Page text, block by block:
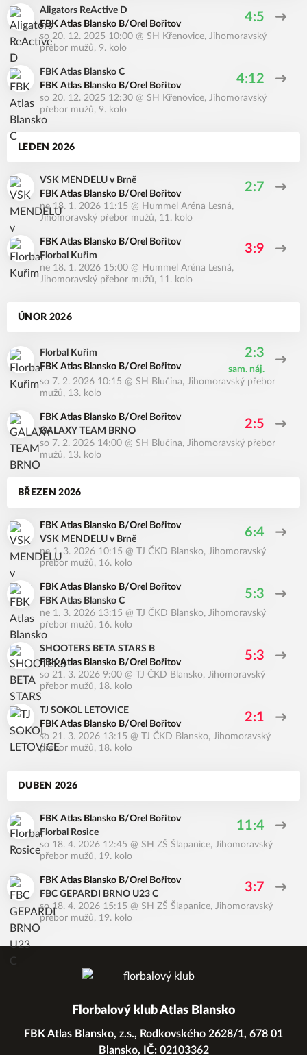
Aligators ReActive D
FBK Atlas Blansko B/Orel Bořitov
4:5
so 20. 12. 2025 10:00 @ SH Křenovice, Jihomoravský
přebor mužů, 9. kolo
FBK Atlas Blansko C
FBK Atlas Blansko B/Orel Bořitov
4:12
so 20. 12. 2025 12:30 @ SH Křenovice, Jihomoravský
přebor mužů, 9. kolo
LEDEN 2026
VSK MENDELU v Brně
FBK Atlas Blansko B/Orel Bořitov
2:7
ne 18. 1. 2026 11:15 @ Hummel Aréna Lesná,
Jihomoravský přebor mužů, 11. kolo
FBK Atlas Blansko B/Orel Bořitov
Florbal Kuřim
3:9
ne 18. 1. 2026 15:00 @ Hummel Aréna Lesná,
Jihomoravský přebor mužů, 11. kolo
ÚNOR 2026
Florbal Kuřim
FBK Atlas Blansko B/Orel Bořitov
2:3
sam. náj.
so 7. 2. 2026 10:15 @ SH Blučina, Jihomoravský přebor
mužů, 13. kolo
FBK Atlas Blansko B/Orel Bořitov
GALAXY TEAM BRNO
2:5
so 7. 2. 2026 14:00 @ SH Blučina, Jihomoravský přebor
mužů, 13. kolo
BŘEZEN 2026
FBK Atlas Blansko B/Orel Bořitov
VSK MENDELU v Brně
6:4
ne 1. 3. 2026 10:15 @ TJ ČKD Blansko, Jihomoravský
přebor mužů, 16. kolo
FBK Atlas Blansko B/Orel Bořitov
FBK Atlas Blansko C
5:3
ne 1. 3. 2026 13:15 @ TJ ČKD Blansko, Jihomoravský
přebor mužů, 16. kolo
SHOOTERS BETA STARS B
FBK Atlas Blansko B/Orel Bořitov
5:3
so 21. 3. 2026 9:00 @ TJ ČKD Blansko, Jihomoravský
přebor mužů, 18. kolo
TJ SOKOL LETOVICE
FBK Atlas Blansko B/Orel Bořitov
2:1
so 21. 3. 2026 13:15 @ TJ ČKD Blansko, Jihomoravský
přebor mužů, 18. kolo
DUBEN 2026
FBK Atlas Blansko B/Orel Bořitov
Florbal Rosice
11:4
so 18. 4. 2026 12:45 @ SH ZŠ Šlapanice, Jihomoravský
přebor mužů, 19. kolo
FBK Atlas Blansko B/Orel Bořitov
FBC GEPARDI BRNO U23 C
3:7
so 18. 4. 2026 15:15 @ SH ZŠ Šlapanice, Jihomoravský
přebor mužů, 19. kolo
Florbalový klub Atlas Blansko
FBK Atlas Blansko, z.s., Rodkovského 2628/1, 678 01
Blansko, IČ: 02103362